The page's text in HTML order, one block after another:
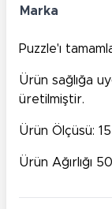
Marka
Puzzle'ı
Ürün sağlığa
üretilmiştir.
Ürün Ölçüsü:
Ürün Ağırlığı